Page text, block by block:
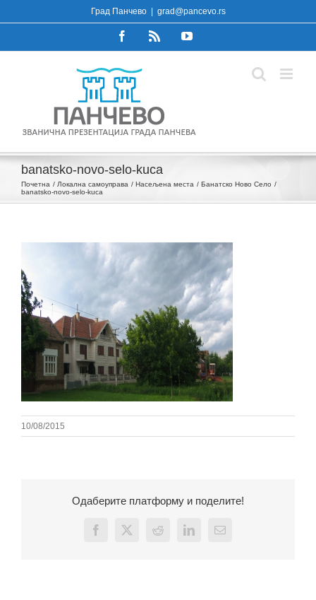
to
Град Панчево grad@pancevo.rs
FacebookRss YouTube
banatsko-novo-selo-kuca
Почетна Локална самоуправа Насељена места
Банатско Ново Село
banatsko-novo-selo-kuca
10/08/2015
Одаберите платформу и поделите!
Facebook
X Reddit LinkedInEmail